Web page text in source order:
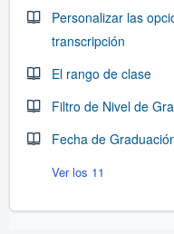
Personalizar las
transcripción
El rango de clase
Filtro de Nivel de
Fecha de
Ver los 11